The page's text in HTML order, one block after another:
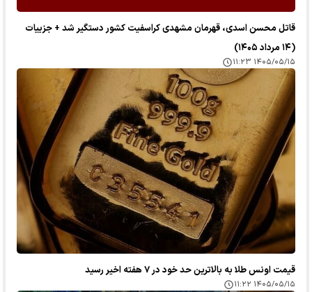
قاتل محسن اسدی، قهرمان مشهدی کراسفیت کشور دستگیر شد + جزییات
(۱۴ مرداد ۱۴۰۵)
۱۴۰۵/۰۵/۱۵ ۱۱:۲۳
قیمت اونس طلا به بالاترین حد خود در ۷ هفته اخیر رسید
۱۴۰۵/۰۵/۱۵ ۱۱:۲۲